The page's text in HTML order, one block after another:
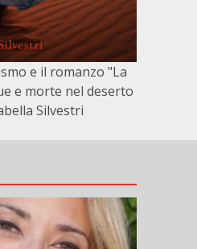
e il romanzo "La
e morte nel deserto
Silvestri